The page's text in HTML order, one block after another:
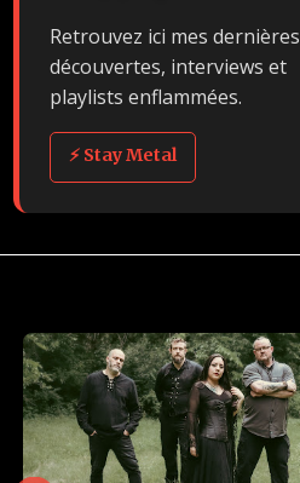
Retrouvez ici mes dernières
découvertes, interviews et
playlists enflammées.
⚡ Stay Metal